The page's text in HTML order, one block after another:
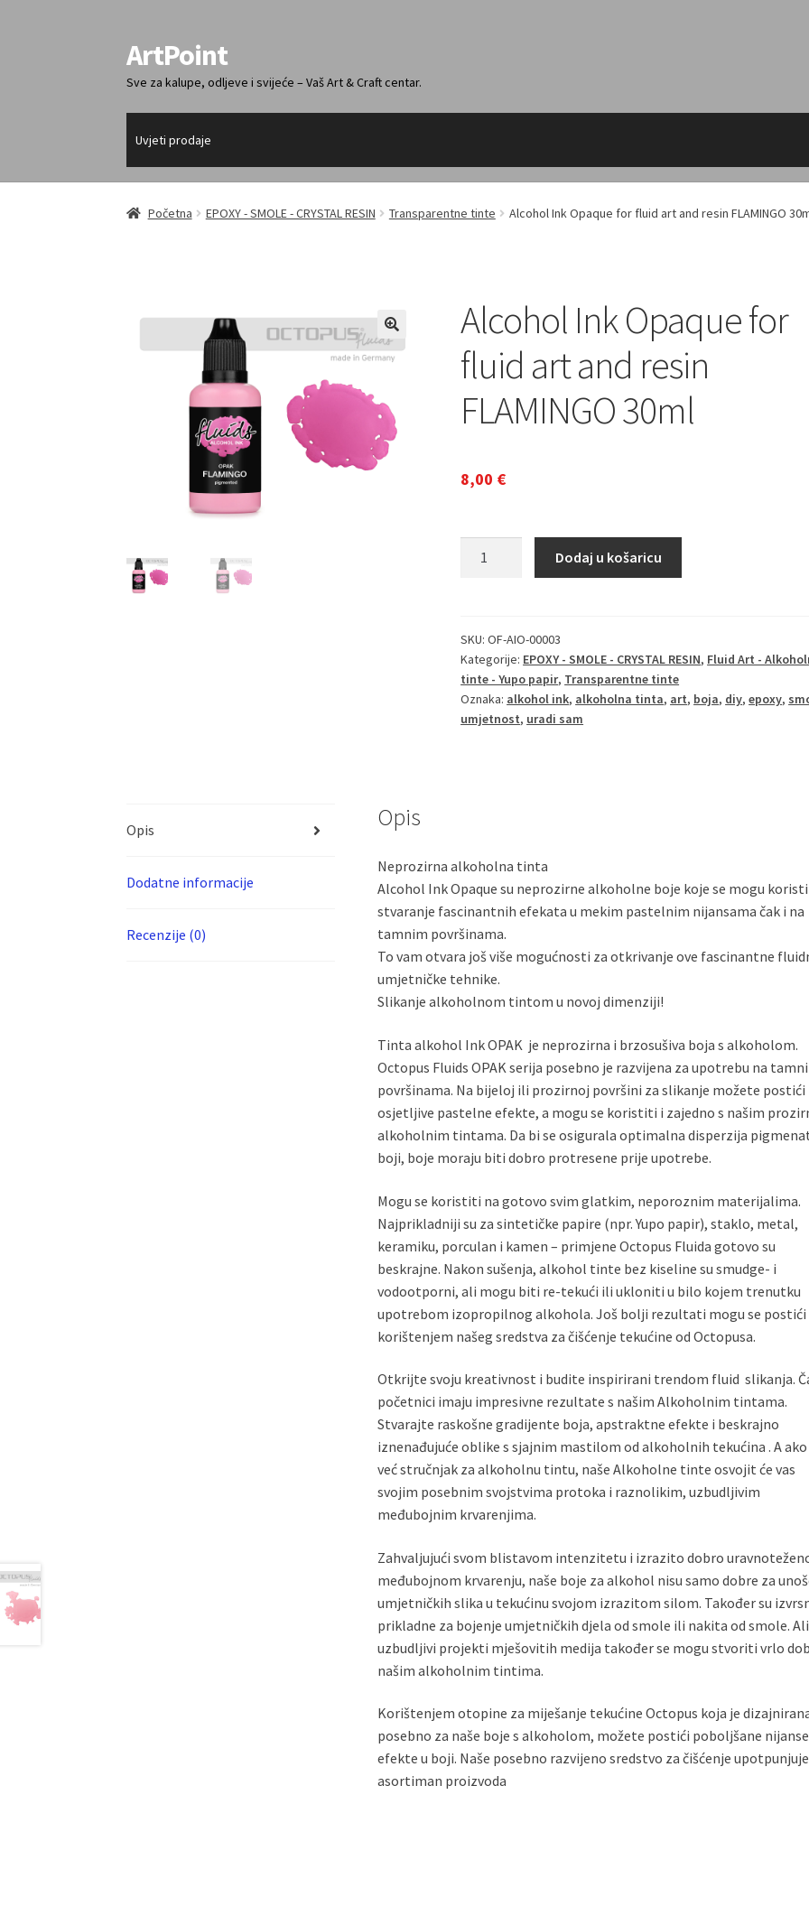
Preskoči
na
navigaciju
Skoči
do
sadržaja
ArtPoint
Sve za kalupe, odljeve i svijeće – Vaš Art & Craft centar.
Uvjeti prodaje
Početna EPOXY - SMOLE - CRYSTAL RESIN Transparentne tinte Alcohol Ink Opaque for fluid art and resin FLAMINGO
Alcohol Ink Opaque for
fluid art and resin
FLAMINGO 30ml
8,00 €
fluid
art
and
resin
FLAMINGO
Dodaj u košaricu
SKU:OF-AIO-00003
Kategorije: EPOXY - SMOLE - CRYSTAL RESIN, Fluid Art -
tinte - Yupo papir, Transparentne tinte
Oznaka: alkohol ink, alkoholna tinta, art, boja, diy,epoxy,
umjetnost, uradi sam
Opis
Dodatne informacije
Recenzije (0)
Opis
Neprozirna alkoholna tinta
Alcohol Ink Opaque su neprozirne alkoholne boje koje se mogu
stvaranje fascinantnih efekata u mekim pastelnim nijansama čak i na
tamnim površinama.
To vam otvara još više mogućnosti za otkrivanje ove fascinantne
umjetničke tehnike.
Slikanje alkoholnom tintom u novoj dimenziji!
Tinta alkohol Ink OPAK je neprozirna i brzosušiva boja s alkoholom.
Octopus Fluids OPAK serija posebno je razvijena za upotrebu na
površinama. Na bijeloj ili prozirnoj površini za slikanje možete postići
osjetljive pastelne efekte, a mogu se koristiti i zajedno s našim
alkoholnim tintama. Da bi se osigurala optimalna disperzija
boji, boje moraju biti dobro protresene prije upotrebe.
Mogu se koristiti na gotovo svim glatkim, neporoznim materijalima.
Najprikladniji su za sintetičke papire (npr. Yupo papir), staklo, metal,
keramiku, porculan i kamen – primjene Octopus Fluida gotovo su
beskrajne. Nakon sušenja, alkohol tinte bez kiseline su smudge- i
vodootporni, ali mogu biti re-tekući ili ukloniti u bilo kojem trenutku
upotrebom izopropilnog alkohola. Još bolji rezultati mogu se postići
korištenjem našeg sredstva za čišćenje tekućine od Octopusa.
Otkrijte svoju kreativnost i budite inspirirani trendom fluid slikanja.
početnici imaju impresivne rezultate s našim Alkoholnim tintama.
Stvarajte raskošne gradijente boja, apstraktne efekte i beskrajno
iznenađujuće oblike s sjajnim mastilom od alkoholnih tekućina . A
već stručnjak za alkoholnu tintu, naše Alkoholne tinte osvojit će vas
svojim posebnim svojstvima protoka i raznolikim, uzbudljivim
međubojnim krvarenjima.
Zahvaljujući svom blistavom intenzitetu i izrazito dobro
međubojnom krvarenju, naše boje za alkohol nisu samo dobre za
umjetničkih slika u tekućinu svojom izrazitom silom. Također su
prikladne za bojenje umjetničkih djela od smole ili nakita od smole. Ali
uzbudljivi projekti mješovitih medija također se mogu stvoriti vrlo
našim alkoholnim tintima.
Korištenjem otopine za miješanje tekućine Octopus koja je
posebno za naše boje s alkoholom, možete postići poboljšane
efekte u boji. Naše posebno razvijeno sredstvo za čišćenje
asortiman proizvoda